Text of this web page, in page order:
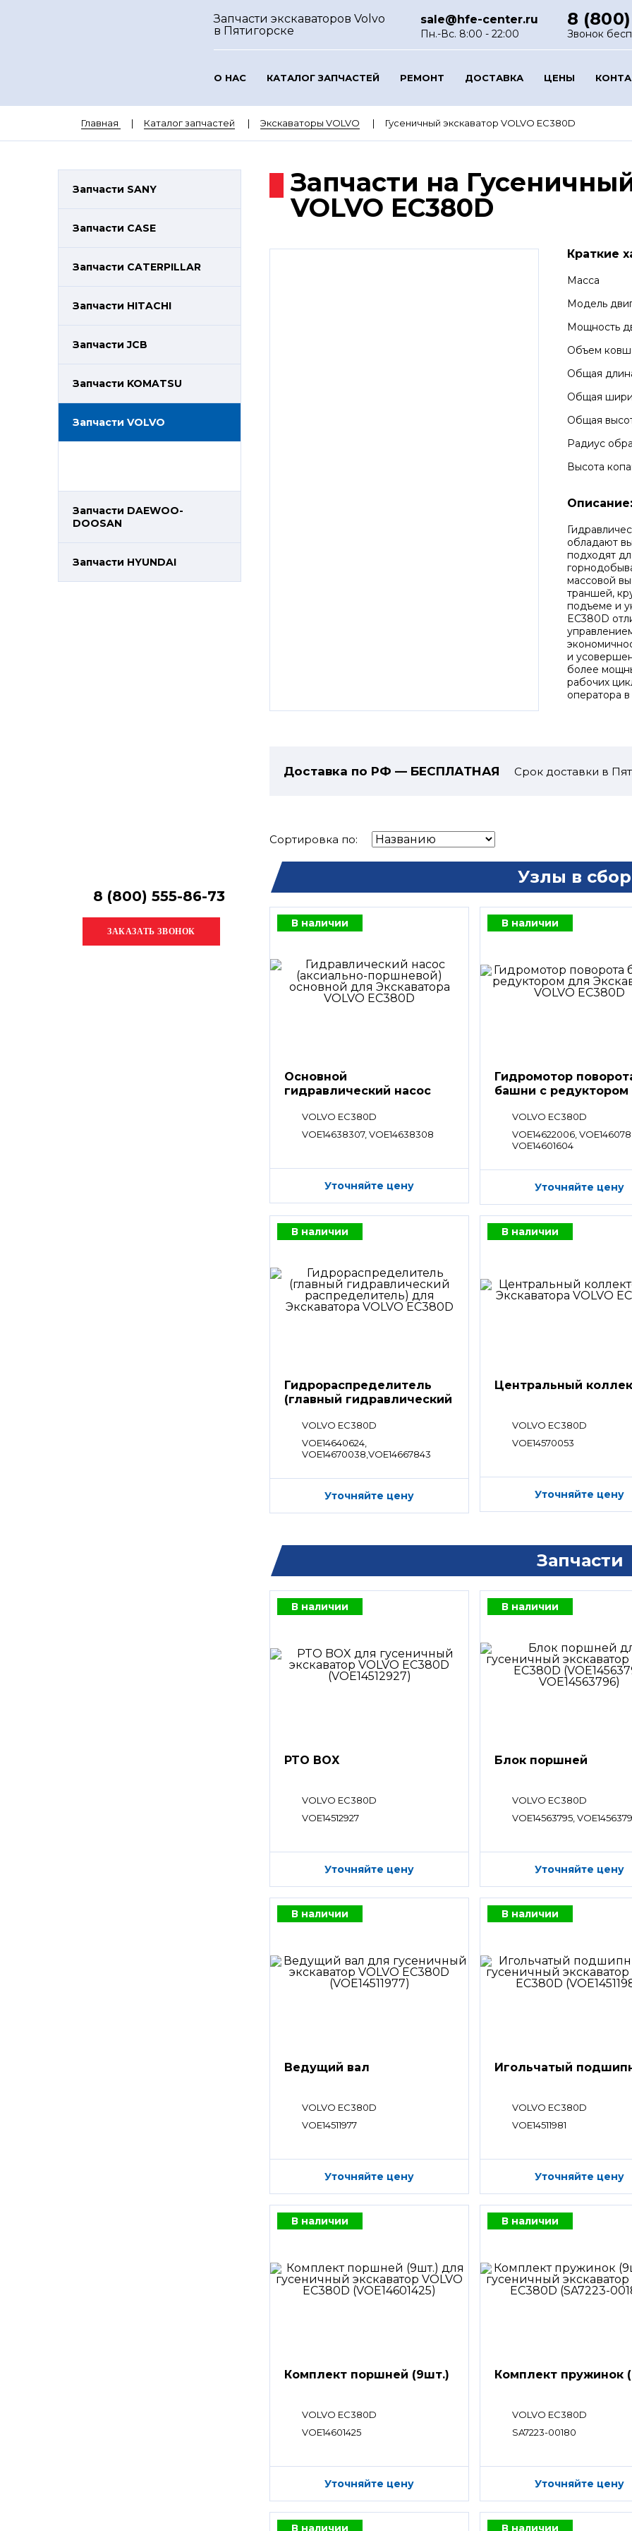
Запчасти экскаваторов Volvo
в Пятигорске
sale@hfe-center.ru
Пн.-Вс. 8:00 - 22:00
8
Звонок
О НАС КАТАЛОГ ЗАПЧАСТЕЙ РЕМОНТ ДОСТАВКА ЦЕНЫ
Главная Каталог запчастей Экскаваторы VOLVO Гусеничный экскаватор VOLVO EC380D
Запчасти SANY
Запчасти CASE
Запчасти CATERPILLAR
Запчасти HITACHI
Запчасти JCB
Запчасти KOMATSU
Запчасти VOLVO
Запчасти DAEWOO-
DOOSAN
Запчасти HYUNDAI
8 (800) 555-86-73
Запчасти на
VOLVO EC380D
Краткие
Масса
Модель
Мощность
Объем
Общая
Общая
Общая
Радиус
Высота
Описание:
обладают
подходят
массовой
траншей,
подъеме и
EC380D
и
более
рабочих
оператора
Доставка по РФ — БЕСПЛАТНАЯ Срок доставки в
Сортировка по:
Узлы в
В наличии
Основной
гидравлический насос
VOLVO EC380D
VOE14638307, VOE14638308
Уточняйте цену
В наличии
Гидромотор
башни с редуктором
VOLVO EC380D
VOE14622006,
VOE14601604
Уточняйте цену
В наличии
Гидрораспределитель
(главный гидравлический
VOLVO EC380D
VOE14640624,
VOE14670038,VOE14667843
Уточняйте цену
В наличии
Центральный
VOLVO EC380D
VOE14570053
Уточняйте цену
Запчасти
В наличии
PTO BOX
VOLVO EC380D
VOE14512927
Уточняйте цену
В наличии
Блок поршней
VOLVO EC380D
VOE14563795,
Уточняйте цену
В наличии
Ведущий вал
VOLVO EC380D
VOE14511977
Уточняйте цену
В наличии
Игольчатый
VOLVO EC380D
VOE14511981
Уточняйте цену
В наличии
Комплект поршней (9шт.)
VOLVO EC380D
VOE14601425
Уточняйте цену
В наличии
Комплект пружинок
VOLVO EC380D
SA7223-00180
Уточняйте цену
В наличии В наличии